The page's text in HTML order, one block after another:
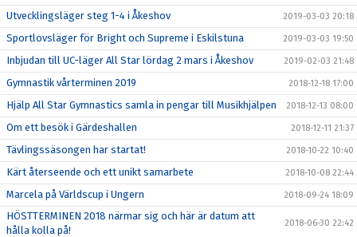
Utvecklingsläger steg 1-4 i Åkeshov 2019-03-03 20:18
Sportlovsläger för Bright och Supreme i Eskilstuna 2019-03-03 19:50
Inbjudan till UC-läger All Star lördag 2 mars i Åkeshov 2019-02-03 21:48
Gymnastik vårterminen 2019 2018-12-18 17:00
Hjälp All Star Gymnastics samla in pengar till Musikhjälpen 2018-12-13 08:00
Om ett besök i Gärdeshallen 2018-12-11 21:37
Tävlingssäsongen har startat! 2018-10-22 10:40
Kärt återseende och ett unikt samarbete 2018-10-08 22:44
Marcela på Världscup i Ungern 2018-09-24 18:09
HÖSTTERMINEN 2018 närmar sig och här är datum att
hålla kolla på!
2018-06-30 22:42